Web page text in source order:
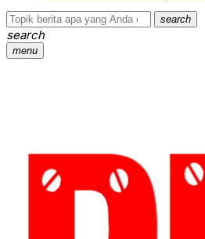
search
search
menu